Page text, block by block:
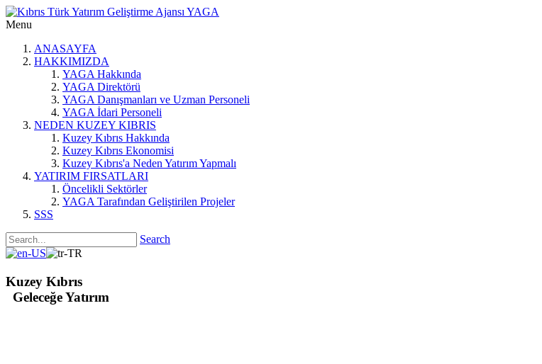
Menu
ANASAYFA
HAKKIMIZDA
YAGA Hakkında
YAGA Direktörü
YAGA Danışmanları ve Uzman Personeli
YAGA İdari Personeli
NEDEN KUZEY KIBRIS
Kuzey Kıbrıs Hakkında
Kuzey Kıbrıs Ekonomisi
Kuzey Kıbrıs'a Neden Yatırım Yapmalı
YATIRIM FIRSATLARI
Öncelikli Sektörler
YAGA Tarafından Geliştirilen Projeler
SSS
Search
Kuzey Kıbrıs
Geleceğe Yatırım